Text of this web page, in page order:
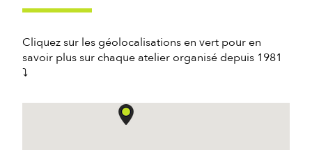
Cliquez sur les géolocalisations en vert pour en
savoir plus sur chaque atelier organisé depuis 1981
⤵